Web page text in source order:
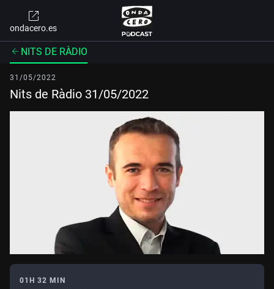
ondacero.es
NITS DE RÀDIO
31/05/2022
Nits de Ràdio 31/05/2022
01H 32 MIN